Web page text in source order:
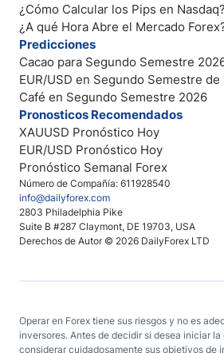
Número de Compañía: 611928540
info@dailyforex.com
2803 Philadelphia Pike
Suite B #287 Claymont, DE 19703, USA
Derechos de Autor © 2026 DailyForex LTD
¿Cómo Calcular los Pips en Nasdaq?
¿A qué Hora Abre el Mercado
Predicciones
Cacao para Segundo Semestre
EUR/USD en Segundo Semestre de
Café en Segundo Semestre 2026
Pronosticos Recomendados
XAUUSD Pronóstico Hoy
EUR/USD Pronóstico Hoy
Pronóstico Semanal Forex
Operar en Forex tiene sus riesgos y no es
inversores. Antes de decidir si desea iniciar
considerar cuidadosamente sus objetivos de